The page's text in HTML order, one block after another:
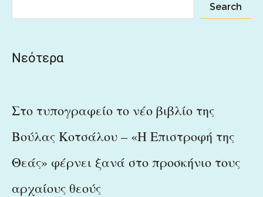
Search
Νεότερα
Στο τυπογραφείο το νέο βιβλίο της
Βούλας Κοτσάλου – «Η Επιστροφή της
Θεάς» φέρνει ξανά στο προσκήνιο τους
αρχαίους θεούς